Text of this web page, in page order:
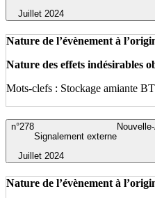
Juillet 2024
Nature de l’évènement à
Nature des effets indésirables
Mots-clefs : Stockage amiante
Juillet 2024
Signalement externe
n°278
Nature de l’évènement à